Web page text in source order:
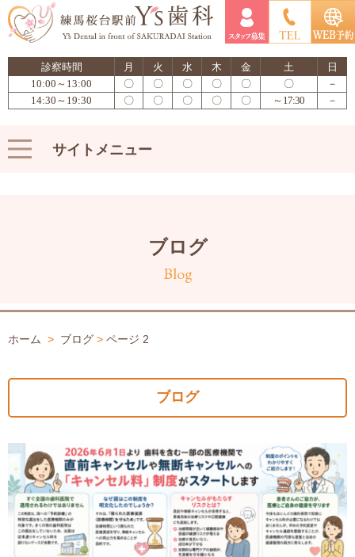
診察時間 月 火 水 木 金 土
日
10:00～13:00
〇 〇 〇 〇 〇 〇
－
14:30～19:30
〇 〇 〇 〇 〇 ～17:30 －
サイトメニュー
ブログ
Blog
ホーム > ブログ > ページ 2
ブログ